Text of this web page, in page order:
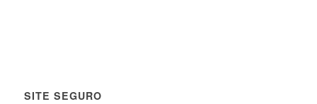
SITE SEGURO